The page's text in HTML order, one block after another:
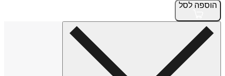
הוספה לסל